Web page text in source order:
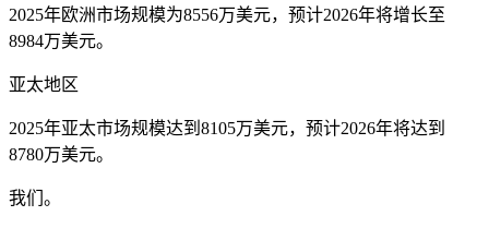
2025年欧洲市场规模为8556万美元，预计2026年将增长至
8984万美元。
亚太地区
2025年亚太市场规模达到8105万美元，预计2026年将达到
8780万美元。
我们。